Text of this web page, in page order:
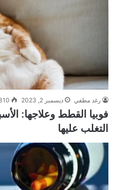
رغد مطفي ديسمبر 2, 2023
فوبيا القطط وعلاجها:
التغلب عليها